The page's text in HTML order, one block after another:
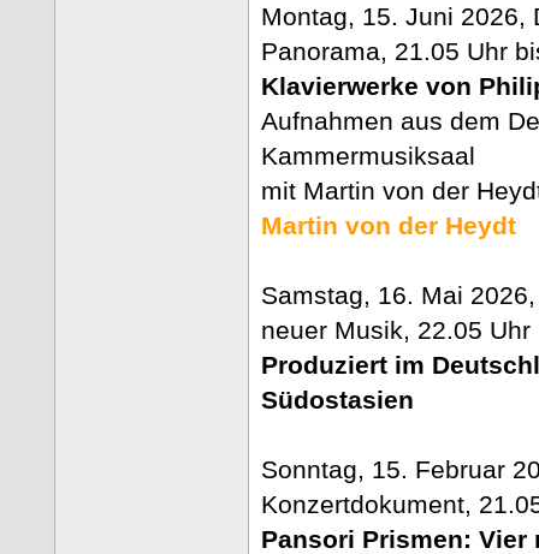
Montag, 15. Juni 2026,
Panorama, 21.05 Uhr
Klavierwerke von
Aufnahmen aus dem
Kammermusiksaal
mit Martin von der
Martin von der Heydt
Samstag, 16. Mai
neuer Musik, 22.05
Produziert im
Südostasien
Sonntag, 15. Februar
Konzertdokument,
Pansori Prismen: